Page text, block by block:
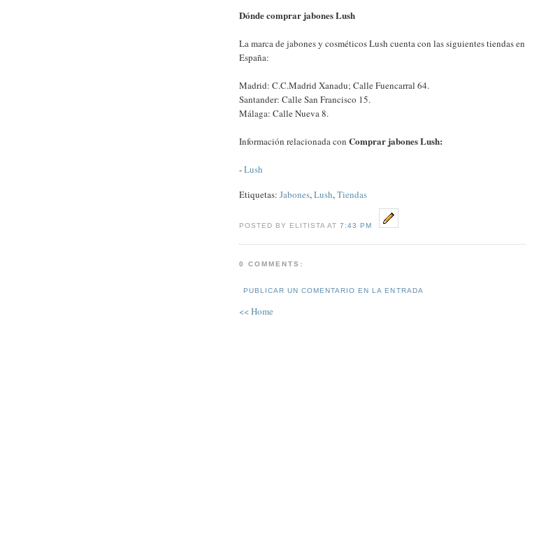
Dónde comprar jabones Lush
La marca de jabones y cosméticos Lush cuenta con las siguientes tiendas en
España:
Madrid: C.C.Madrid Xanadu; Calle Fuencarral 64.
Santander: Calle San Francisco 15.
Málaga: Calle Nueva 8.
Información relacionada con Comprar jabones Lush:
-Lush
Etiquetas: Jabones,Lush,Tiendas
POSTED BY ELITISTA AT7:43 PM
0 COMMENTS:
PUBLICAR UN COMENTARIO EN LA ENTRADA
<< Home